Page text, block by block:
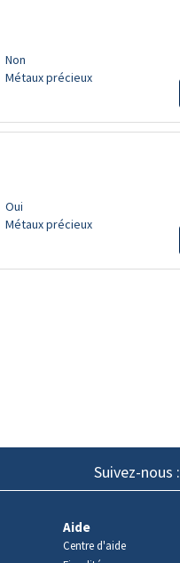
Non
Métaux précieux
Oui
Métaux précieux
Suivez-nous :
Aide
Centre d'aide